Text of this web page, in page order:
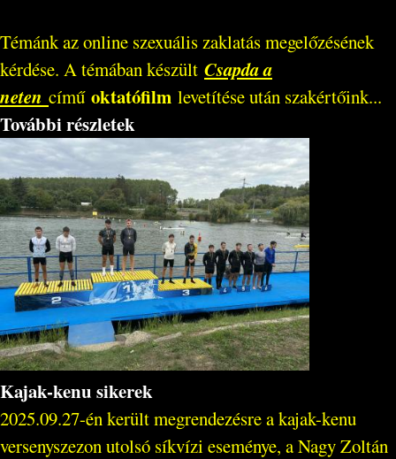
Témánk az online szexuális zaklatás megelőzésének
kérdése. A témában készült Csapda a
neten című oktatófilm levetítése után szakértőink...
További részletek
Kajak-kenu sikerek
2025.09.27-én került megrendezésre a kajak-kenu
versenyszezon utolsó síkvízi eseménye, a Nagy Zoltán